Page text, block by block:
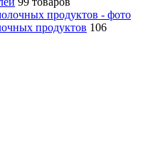
продуктов 106